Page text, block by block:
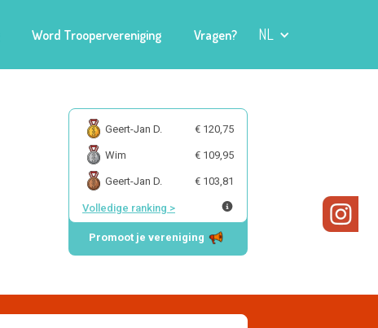
Word Troopervereniging Vragen? NL
Geert-Jan D. € 120,75
Wim € 109,95
Geert-Jan D. € 103,81
Volledige ranking >
Promoot je vereniging